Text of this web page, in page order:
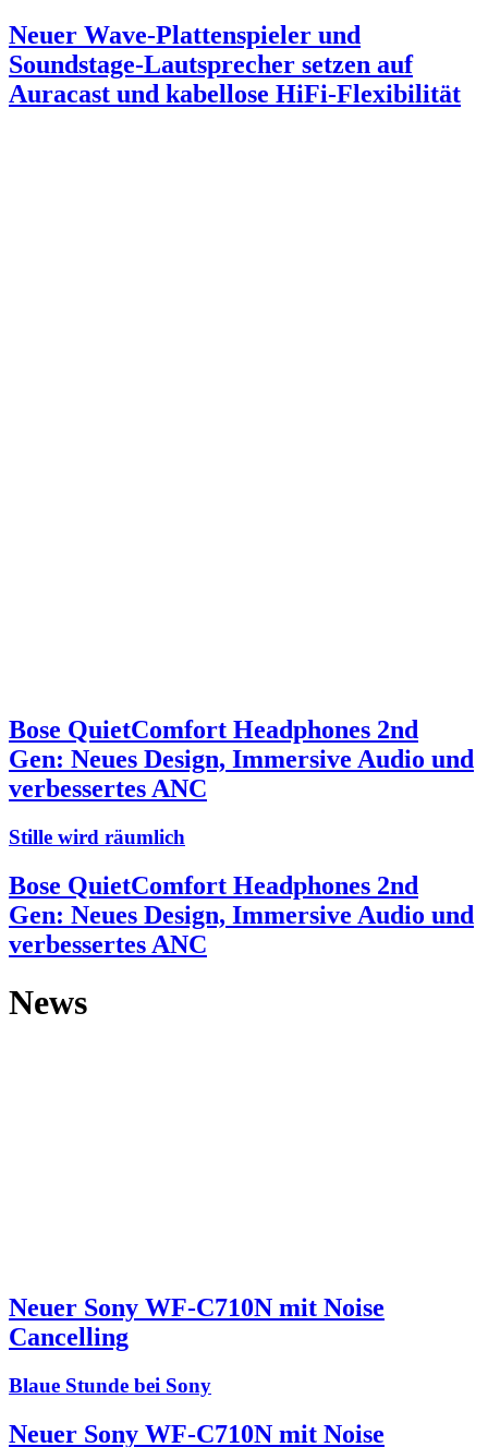
Neuer Wave-Plattenspieler und
Soundstage-Lautsprecher setzen auf
Auracast und kabellose HiFi-Flexibilität
Bose QuietComfort Headphones 2nd
Gen: Neues Design, Immersive Audio und
verbessertes ANC
Stille wird räumlich
Bose QuietComfort Headphones 2nd
Gen: Neues Design, Immersive Audio und
verbessertes ANC
News
Neuer Sony WF-C710N mit Noise
Cancelling
Blaue Stunde bei Sony
Neuer Sony WF-C710N mit Noise